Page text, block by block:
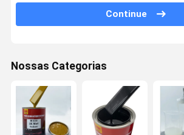
Pintura de automóvel
Diluidor de pintura do carro
Ferramentas de pintura de automóveis
Continue
Nossas Categorias